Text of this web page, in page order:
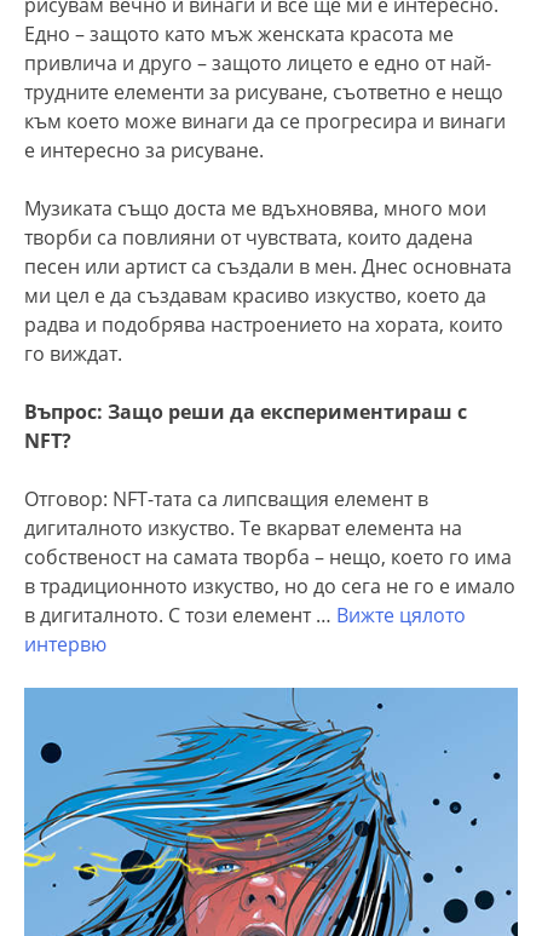
рисувам вечно и винаги и все ще ми е интересно.
Едно – защото като мъж женската красота ме
привлича и друго – защото лицето е едно от най-
трудните елементи за рисуване, съответно е нещо
към което може винаги да се прогресира и винаги
е интересно за рисуване.
Музиката също доста ме вдъхновява, много мои
творби са повлияни от чувствата, които дадена
песен или артист са създали в мен. Днес основната
ми цел е да създавам красиво изкуство, което да
радва и подобрява настроението на хората, които
го виждат.
Въпрос: Защо реши да експериментираш с
NFT?
Отговор: NFT-тата са липсващия елемент в
дигиталното изкуство. Те вкарват елемента на
собственост на самата творба – нещо, което го има
в традиционното изкуство, но до сега не го е имало
в дигиталното. С този елемент … Вижте цялото
интервю